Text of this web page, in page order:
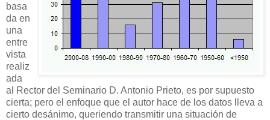
basa
da en
una
entre
vista
realiz
ada
al Rector del Seminario D. Antonio Prieto, es por supuesto
cierta; pero el enfoque que el autor hace de los datos lleva a
cierto desánimo, queriendo transmitir una situación de